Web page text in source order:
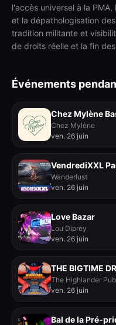
l'accès universel à la
et la dépathologisation
tradition militante et
de droits réelle et la fin
Événements
Chez Mylène
Chez Mylène
ven. 26 juin
VendrediXXL
Wanderlust
ven. 26 juin
Love Bazar
Lou Diprey
ven. 26 juin
THE BIGTIME
The Highlander Pub
ven. 26 juin
Bal de la Pré-